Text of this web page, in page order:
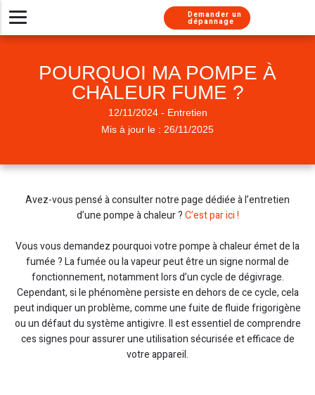
Aller au menu
Aller au contenuDemander un
dépannage
Chaudière gaz
Pompe à chaleur
Chaudière fioul
Climatisation
Chauffe-eau solaire
Chaudière gaz
Chauffe-eau gaz
Pompe à chaleur
Chauffe-eau solaire
Besoin de conseils
Chaudière gaz
Pompe à chaleur
Installation chauffe-eau thermodynamique
Simulateur chaudière
Pompes à chaleur
Climatisations réversibles
Nos métiers
Nos services
Nos labels
Presse
POURQUOI MA POMPE À
CHALEUR FUME ?
12/11/2024 - Entretien
Mis à jour le : 26/11/2025
Avez-vous pensé à consulter notre page dédiée à l’entretien
d’une pompe à chaleur ?C’est par ici !
Vous vous demandez pourquoi votre pompe à chaleur émet de la
fumée ? La fumée ou la vapeur peut être un signe normal de
fonctionnement, notamment lors d’un cycle de dégivrage.
Cependant, si le phénomène persiste en dehors de ce cycle, cela
peut indiquer un problème, comme une fuite de fluide frigorigène
ou un défaut du système antigivre. Il est essentiel de comprendre
ces signes pour assurer une utilisation sécurisée et efficace de
votre appareil.